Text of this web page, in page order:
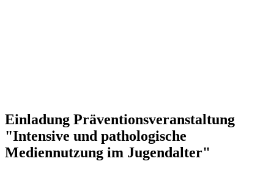
Einladung Präventionsveranstaltung
"Intensive und pathologische
Mediennutzung im Jugendalter"